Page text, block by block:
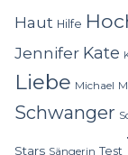
Haut Hilfe
Jennifer Kate
Liebe Michael
Schwanger
Stars Sängerin Test